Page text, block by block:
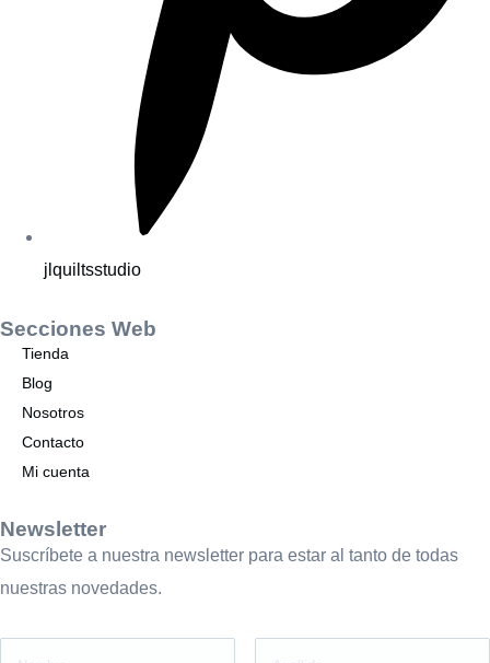
jlquiltsstudio
Secciones Web
Tienda
Blog
Nosotros
Contacto
Mi cuenta
Newsletter
Suscríbete a nuestra newsletter para estar al tanto de todas
nuestras novedades.